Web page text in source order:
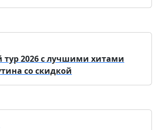
2026 с лучшими хитами
со скидкой